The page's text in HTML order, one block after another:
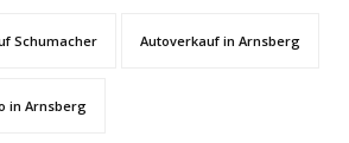
Schumacher Autoverkauf in Arnsberg
in Arnsberg